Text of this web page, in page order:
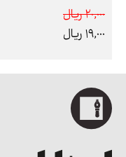
20,000 ريال
19,000 ريال